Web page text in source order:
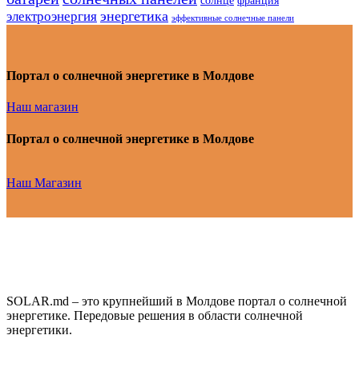
электроэнергия энергетика эффективные солнечные панели
Портал о солнечной энергетике в Молдове
Наш магазин
Портал о солнечной энергетике в Молдове
Наш Магазин
SOLAR.md – это крупнейший в Молдове портал о солнечной
энергетике. Передовые решения в области солнечной
энергетики.